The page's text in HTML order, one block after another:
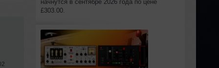
начнутся в сентябре 2026 года по цене
£303.00.